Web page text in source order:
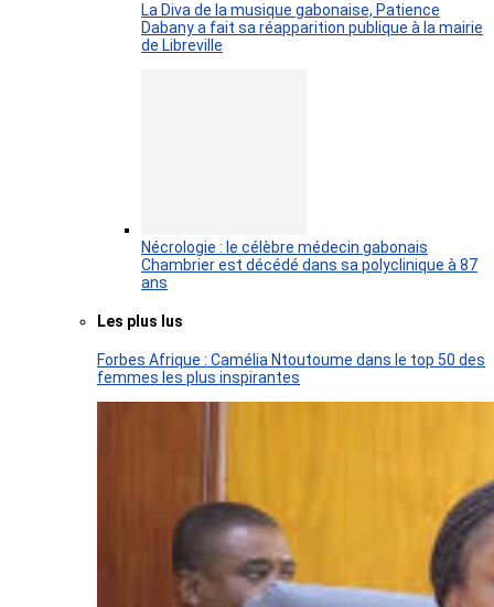
La Diva de la musique gabonaise, Patience
Dabany a fait sa réapparition publique à la mairie
de Libreville
Nécrologie : le célèbre médecin gabonais
Chambrier est décédé dans sa polyclinique à 87
ans
Les plus lus
Forbes Afrique : Camélia Ntoutoume dans le top 50 des
femmes les plus inspirantes